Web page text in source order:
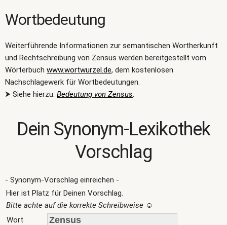
Wortbedeutung
Weiterführende Informationen zur semantischen Wortherkunft
und Rechtschreibung von Zensus werden bereitgestellt vom
Wörterbuch www.wortwurzel.de, dem kostenlosen
Nachschlagewerk für Wortbedeutungen.
⮞ Siehe hierzu: Bedeutung von Zensus.
Dein Synonym-Lexikothek
Vorschlag
- Synonym-Vorschlag einreichen -
Hier ist Platz für Deinen Vorschlag.
Bitte achte auf die korrekte Schreibweise ☺
Wort